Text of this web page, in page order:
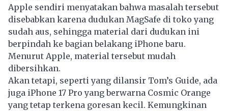
Apple sendiri menyatakan bahwa masalah tersebut
disebabkan karena dudukan MagSafe di toko yang
sudah aus, sehingga material dari dudukan ini
berpindah ke bagian belakang iPhone baru.
Menurut Apple, material tersebut mudah
dibersihkan.
Akan tetapi, seperti yang dilansir Tom’s Guide, ada
juga iPhone 17 Pro yang berwarna Cosmic Orange
yang tetap terkena goresan kecil. Kemungkinan